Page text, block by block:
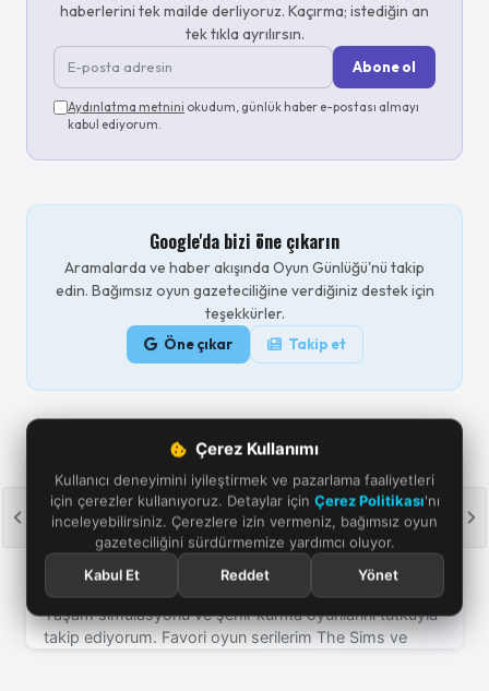
Çerez Kullanımı
Kullanıcı deneyimini iyileştirmek ve pazarlama faaliyetleri
için çerezler kullanıyoruz. Detaylar için Çerez Politikası'nı
inceleyebilirsiniz. Çerezlere izin vermeniz, bağımsız oyun
gazeteciliğini sürdürmemize yardımcı oluyor.
Kabul Et
Reddet Yönet
haberlerini tek mailde derliyoruz. Kaçırma; istediğin an
tek tıkla ayrılırsın.
Abone ol
Aydınlatma metnini okudum, günlük haber e-postası almayı
kabul ediyorum.
Google'da bizi öne çıkarın
Aramalarda ve haber akışında Oyun Günlüğü'nü takip
edin. Bağımsız oyun gazeteciliğine verdiğiniz destek için
teşekkürler.
Öne çıkar Takip et
Yasemin Yaman
Yaşam simülasyonu ve şehir kurma oyunlarını tutkuyla
takip ediyorum. Favori oyun serilerim The Sims ve